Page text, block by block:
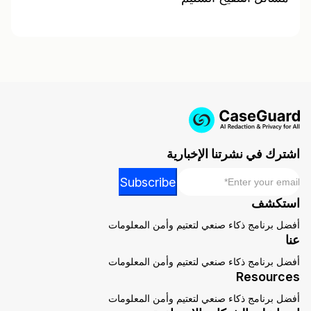
اشترك في نشرتنا الإخبارية
*
Email
Subscribe
استكشف
أفضل برنامج ذكاء صنعي لتعتيم وأمن المعلومات
عنا
أفضل برنامج ذكاء صنعي لتعتيم وأمن المعلومات
Resources
أفضل برنامج ذكاء صنعي لتعتيم وأمن المعلومات